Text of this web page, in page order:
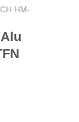
hinzufügen
HM-